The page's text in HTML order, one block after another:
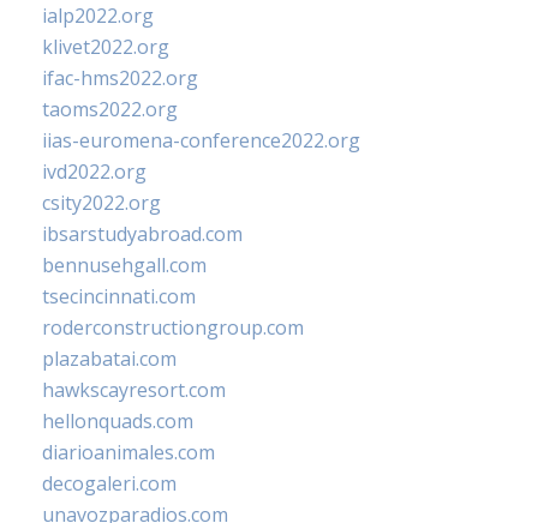
ialp2022.org
klivet2022.org
ifac-hms2022.org
taoms2022.org
iias-euromena-conference2022.org
ivd2022.org
csity2022.org
ibsarstudyabroad.com
bennusehgall.com
tsecincinnati.com
roderconstructiongroup.com
plazabatai.com
hawkscayresort.com
hellonquads.com
diarioanimales.com
decogaleri.com
unavozparadios.com